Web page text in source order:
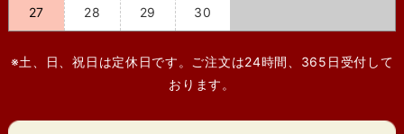
27 28 29 30
※土、日、祝日は定休日です。ご注文は24時間、365日受付して
おります。